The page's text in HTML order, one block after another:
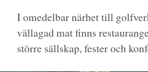
I omedelbar närhet till
vällagad mat finns
större sällskap, fester och